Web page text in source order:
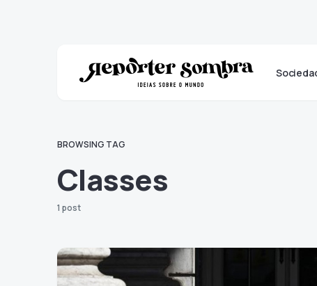
BROWSING TAG
Classes
1 post